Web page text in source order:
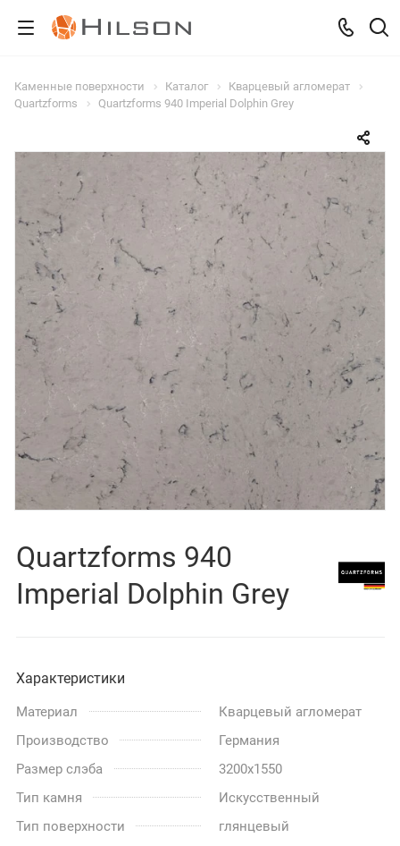
Каменные поверхности Каталог
Кварцевый агломерат
Quartzforms
Quartzforms 940 Imperial Dolphin Grey
Quartzforms 940
Imperial Dolphin Grey
Характеристики
Материал
Кварцевый агломерат
Производство
Германия
Размер слэба
3200x1550
Тип камня
Искусственный
Тип поверхности
глянцевый